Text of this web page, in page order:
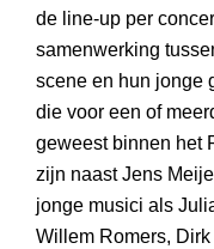
de line-up per
samenwerking
scene en hun jonge
die voor een of
geweest binnen het
zijn naast Jens
jonge musici als
Willem Romers,